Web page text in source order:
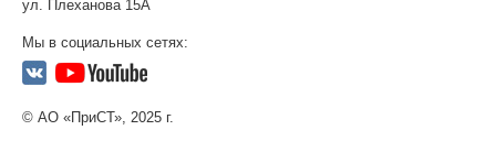
ул. Плеханова 15А
Мы в социальных сетях:
© АО «ПриСТ», 2025 г.